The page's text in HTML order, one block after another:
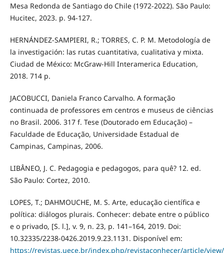
Mesa Redonda de Santiago do Chile (1972-2022). São Paulo:
Hucitec, 2023. p. 94-127.
HERNÁNDEZ-SAMPIERI, R.; TORRES, C. P. M. Metodología de
la investigación: las rutas cuantitativa, cualitativa y mixta.
Ciudad de México: McGraw-Hill Interamerica Education,
2018. 714 p.
JACOBUCCI, Daniela Franco Carvalho. A formação
continuada de professores em centros e museus de ciências
no Brasil. 2006. 317 f. Tese (Doutorado em Educação) –
Faculdade de Educação, Universidade Estadual de
Campinas, Campinas, 2006.
LIBÂNEO, J. C. Pedagogia e pedagogos, para quê? 12. ed.
São Paulo: Cortez, 2010.
LOPES, T.; DAHMOUCHE, M. S. Arte, educação científica e
política: diálogos plurais. Conhecer: debate entre o público
e o privado, [S. l.], v. 9, n. 23, p. 141–164, 2019. Doi:
10.32335/2238-0426.2019.9.23.1131. Disponível em:
https://revistas.uece.br/index.php/revistaconhecer/article/